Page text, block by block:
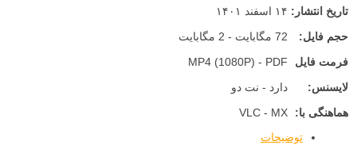
تاریخ انتشار: ۱۴ اسفند ۱۴۰۱
حجم فایل:
72 مگابایت - 2 مگابایت
فرمت فایل
MP4 (1080P) - PDF
لایسنس:
دارد - نت دو
هماهنگی با:
VLC - MX
توضیحات